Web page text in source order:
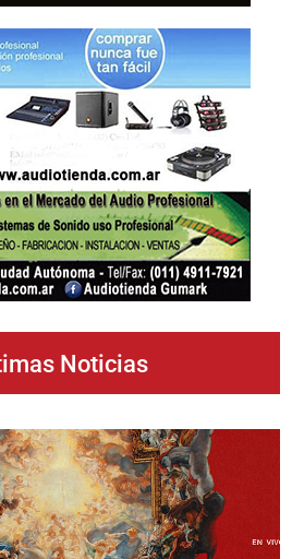
Noticias